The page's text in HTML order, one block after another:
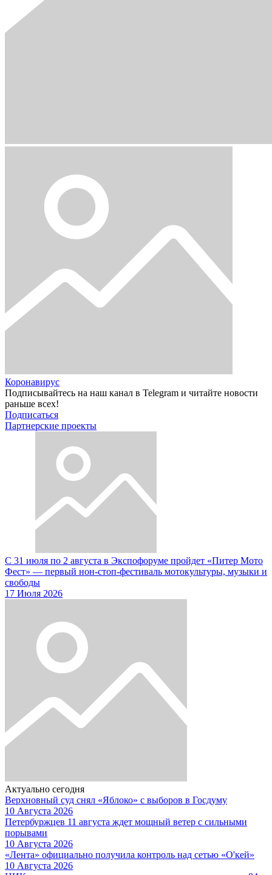
Коронавирус
Подписывайтесь на наш канал в Telegram и читайте новости
раньше всех!
Подписаться
Партнерские проекты
С 31 июля по 2 августа в Экспофоруме пройдет «Питер Мото
Фест» — первый нон-стоп-фестиваль мотокультуры, музыки и
свободы
17 Июля 2026
Актуально сегодня
Верхновный суд снял «Яблоко» с выборов в Госдуму
10 Августа 2026
Петербуржцев 11 августа ждет мощный ветер с сильными
порывами
10 Августа 2026
«Лента» официально получила контроль над сетью «О'кей»
10 Августа 2026